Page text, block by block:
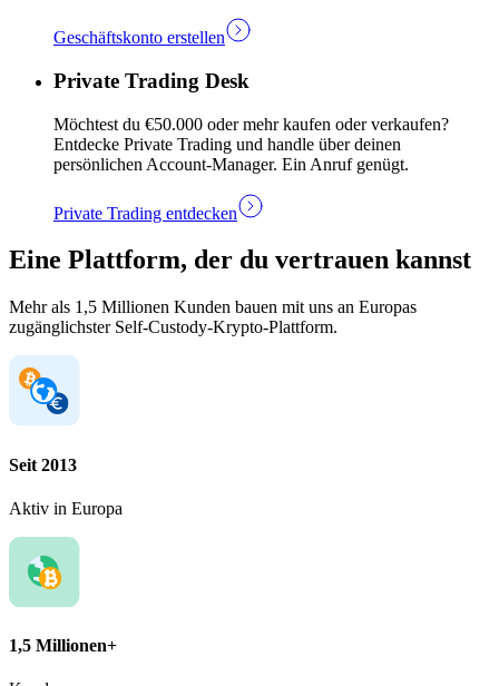
Geschäftskonto erstellen
Private Trading Desk
Möchtest du €50.000 oder mehr kaufen oder verkaufen?
Entdecke Private Trading und handle über deinen
persönlichen Account-Manager. Ein Anruf genügt.
Private Trading entdecken
Eine Plattform, der du vertrauen kannst
Mehr als 1,5 Millionen Kunden bauen mit uns an Europas
zugänglichster Self-Custody-Krypto-Plattform.
Seit 2013
Aktiv in Europa
1,5 Millionen+